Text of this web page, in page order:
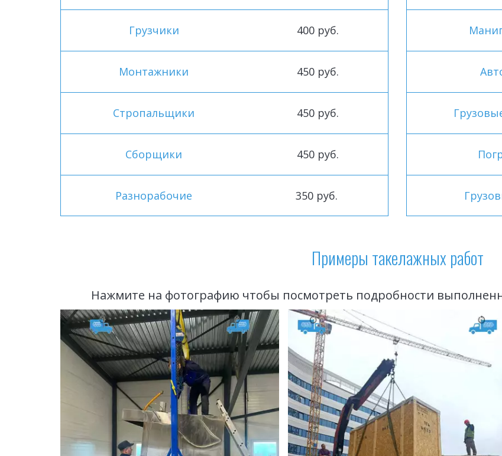
Грузчики 400 руб.
Монтажники 450 руб.
Стропальщики 450 руб.
Сборщики 450 руб.
Разнорабочие 350 руб.
Примеры такелажных работ
Нажмите на фотографию чтобы посмотреть подробности